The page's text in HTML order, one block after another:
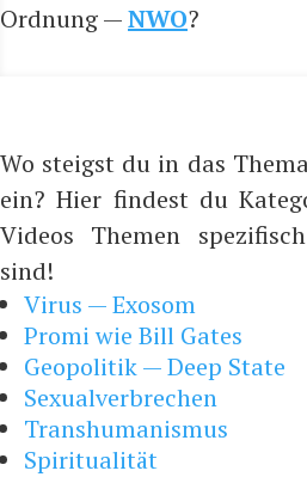
Ord­nung —NWO?
Wo steigst du in das
ein? Hier findest du
Videos Themen
sind!
Virus — Exosom
Promi wie Bill Gates
Geopolitik — Deep State
Sexualverbrechen
Transhumanismus
Spiritualität